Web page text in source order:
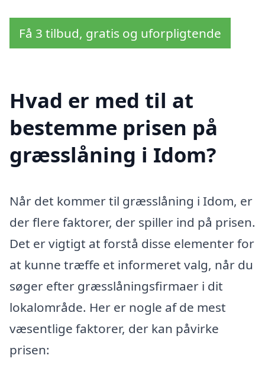
Få 3 tilbud, gratis og uforpligtende
Hvad er med til at
bestemme prisen på
græsslåning i Idom?
Når det kommer til græsslåning i Idom, er
der flere faktorer, der spiller ind på prisen.
Det er vigtigt at forstå disse elementer for
at kunne træffe et informeret valg, når du
søger efter græsslåningsfirmaer i dit
lokalområde. Her er nogle af de mest
væsentlige faktorer, der kan påvirke
prisen: